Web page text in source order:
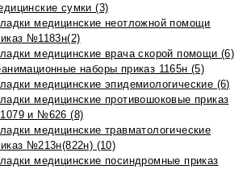
сумки (3)
медицинские неотложной помощи
№1183н(2)
медицинские врача скорой помощи (6)
наборы приказ 1165н (5)
медицинские эпидемиологические (6)
медицинские противошоковые приказ
и №626 (8)
медицинские травматологические
№213н(822н) (10)
медицинские посиндромные приказ